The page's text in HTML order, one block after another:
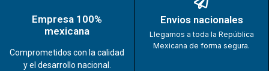
Empresa 100%
mexicana
Comprometidos con la calidad
y el desarrollo nacional.
Envios nacionales
Llegamos a toda la República
Mexicana de forma segura.